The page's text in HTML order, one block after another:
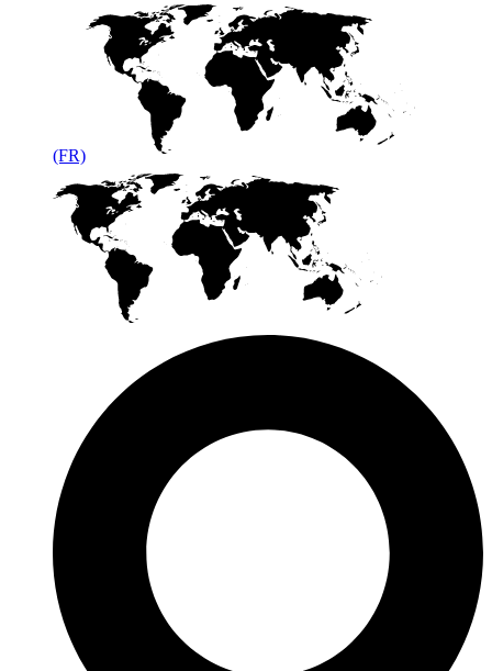
(FR)